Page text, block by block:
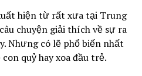
hiện từ rất xưa tại Trung
chuyện giải thích về sự ra
Nhưng có lẽ phổ biến nhất
quỷ hay xoa đầu trẻ.